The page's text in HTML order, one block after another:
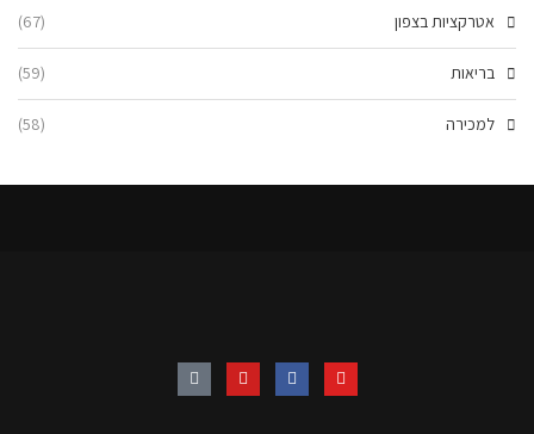
אטרקציות בצפון (67)
בריאות (59)
למכירה (58)